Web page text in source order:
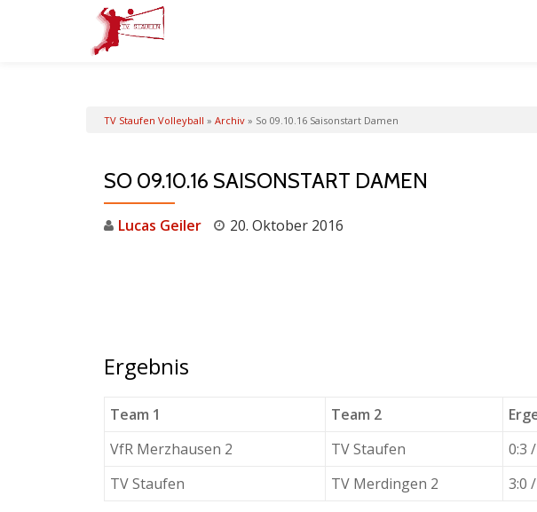
TV Staufen Volleyball » Archiv » So 09.10.16 Saisonstart Damen
SO 09.10.16 SAISONSTART DAMEN
Lucas Geiler 20. Oktober 2016
Ergebnis
Team 1 Team 2
VfR Merzhausen 2
TV Staufen 0:3
TV Staufen
TV Merdingen 2 3:0